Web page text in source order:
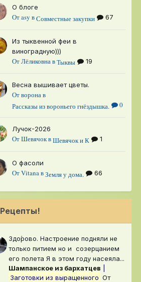
О блоге
Отasy вСовместные закупки 67
Из тыквенной феи в
виноградную)))
ОтЛёликовнавТыквы 19
Весна вышивает цветы.
Отворонав
Рассказы из вороньего гнёздышка.
0
Лучок-2026
ОтШевячоквШевячок и К 1
О фасоли
ОтVitanaвЗемля у дома. 66
Рецепты!
Здо́рово. Настроение подняли не
только питием но и созерцанием
его полета Я в этом году насеяла...
Шампанское из бархатцев
Заготовки из выращенного От